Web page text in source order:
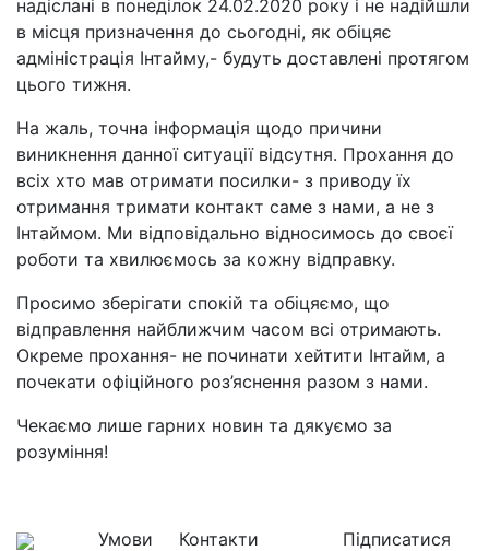
надіслані в понеділок 24.02.2020 року і не надійшли
в місця призначення до сьогодні, як обіцяє
адміністрація Інтайму,- будуть доставлені протягом
цього тижня.
На жаль, точна інформація щодо причини
виникнення данної ситуації відсутня. Прохання до
всіх хто мав отримати посилки- з приводу їх
отримання тримати контакт саме з нами, а не з
Інтаймом. Ми відповідально відносимось до своєї
роботи та хвилюємось за кожну відправку.
Просимо зберігати спокій та обіцяємо, що
відправлення найближчим часом всі отримають.
Окреме прохання- не починати хейтити Інтайм, а
почекати офіційного роз’яснення разом з нами.
Чекаємо лише гарних новин та дякуємо за
розуміння!
Умови
Контакти
Підписатися